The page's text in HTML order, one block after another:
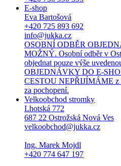
E-shop
Eva Bartošová
+420 725 893 692
info@jukka.cz
OSOBNÍ ODBĚR
MOŽNÝ. Osobní odběr v
objednat pouze výše
OBJEDNÁVKY DO E-
CESTOU NEPŘIJÍMÁME z
za pochopení.
Velkoobchod stromky
Lhotská 772
687 22 Ostrožská Nová Ves
velkoobchod@jukka.cz
Ing. Marek Mojdl
+420 774 647 197